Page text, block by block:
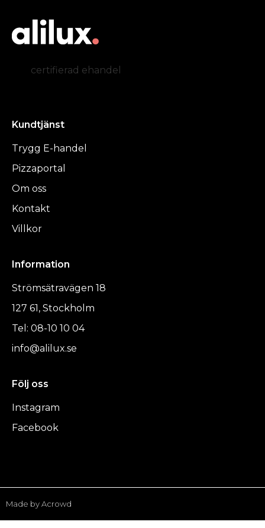
certifierad ehandel
Kundtjänst
Trygg E-handel
Pizzaportal
Om oss
Kontakt
Villkor
Information
Strömsätravägen 18
127 61, Stockholm
Tel: 08-10 10 04
info@alilux.se
Följ oss
Instagram
Facebook
Made by Acrowd